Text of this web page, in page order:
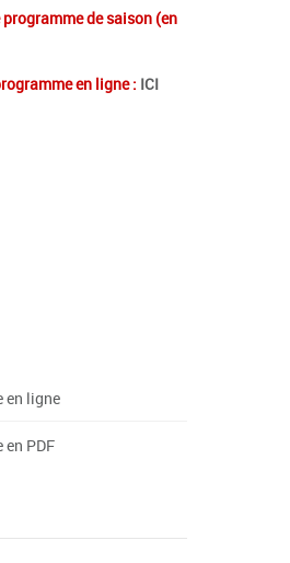
de saison (en
en ligne : ICI
en ligne
en PDF